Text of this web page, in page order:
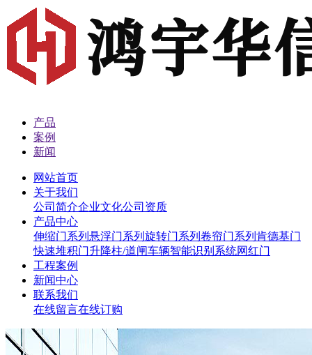
产品
案例
新闻
网站首页
关于我们
公司简介企业文化公司资质
产品中心
伸缩门系列 悬浮门系列 旋转门系列 卷帘门系列 肯德基门
快速堆积门升降柱/道闸车辆智能识别系统网红门
工程案例
新闻中心
联系我们
在线留言在线订购